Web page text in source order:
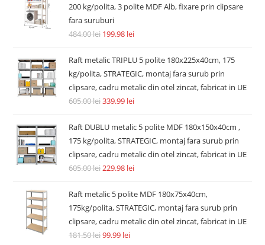
200 kg/polita, 3 polite MDF Alb, fixare prin clipsare
fara suruburi
484.00lei 199.98 lei
Raft metalic TRIPLU 5 polite 180x225x40cm, 175
kg/polita, STRATEGIC, montaj fara surub prin
clipsare, cadru metalic din otel zincat, fabricat in UE
605.00lei339.99 lei
Raft DUBLU metalic 5 polite MDF 180x150x40cm ,
175 kg/polita, STRATEGIC, montaj fara surub prin
clipsare, cadru metalic din otel zincat, fabricat in UE
605.00lei229.98 lei
Raft metalic 5 polite MDF 180x75x40cm,
175kg/polita, STRATEGIC, montaj fara surub prin
clipsare, cadru metalic din otel zincat, fabricat in UE
181.50lei99.99 lei